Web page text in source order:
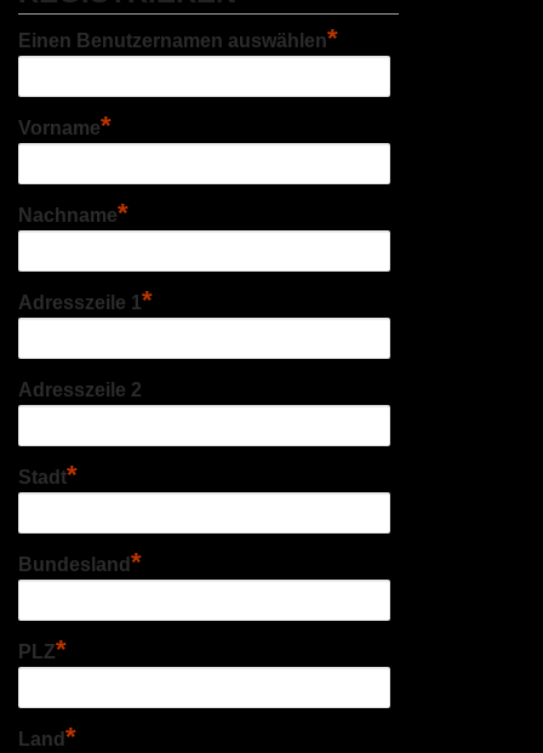
Einen Benutzernamen auswählen*
Vorname*
Nachname*
Adresszeile 1*
Adresszeile 2
Stadt*
Bundesland *
PLZ*
Land *